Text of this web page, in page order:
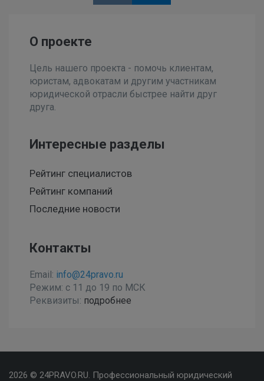
О проекте
Цель нашего проекта - помочь клиентам,
юристам, адвокатам и другим участникам
юридической отрасли быстрее найти друг
друга.
Интересные разделы
Рейтинг специалистов
Рейтинг компаний
Последние новости
Контакты
Email: info@24pravo.ru
Режим: с 11 до 19 по МСК
Реквизиты: подробнее
2026 © 24PRAVO.RU. Профессиональный юридический